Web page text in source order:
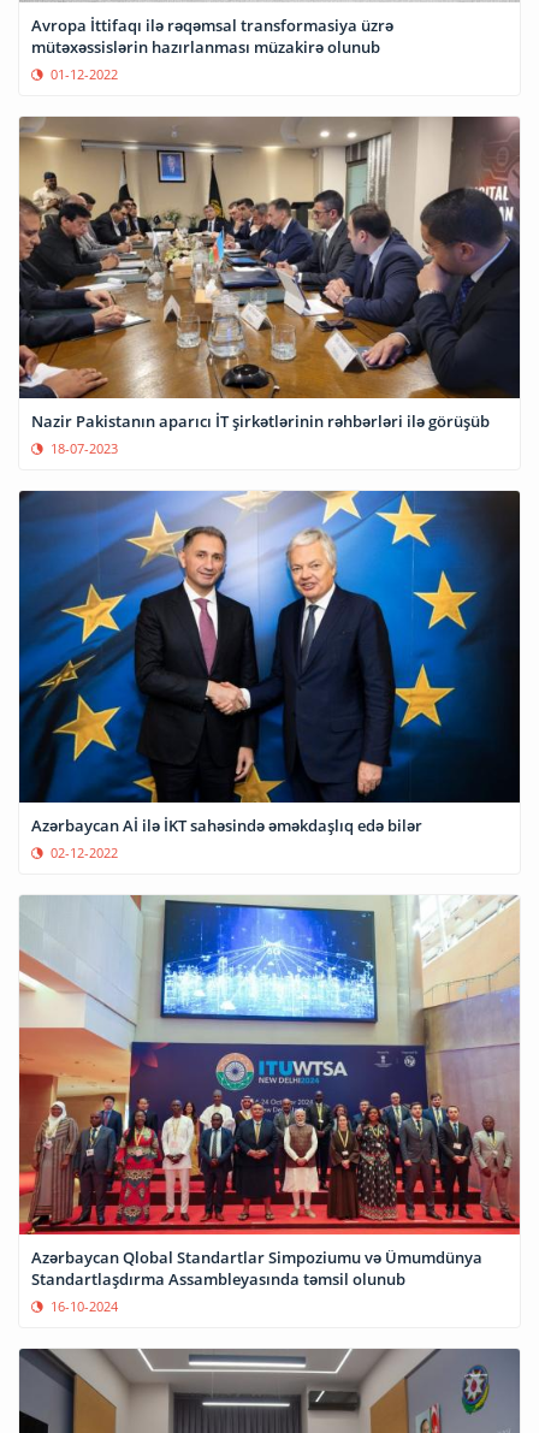
Avropa İttifaqı ilə rəqəmsal transformasiya üzrə
mütəxəssislərin hazırlanması müzakirə olunub
01-12-2022
Nazir Pakistanın aparıcı İT şirkətlərinin rəhbərləri ilə görüşüb
18-07-2023
Azərbaycan Aİ ilə İKT sahəsində əməkdaşlıq edə bilər
02-12-2022
Azərbaycan Qlobal Standartlar Simpoziumu və Ümumdünya
Standartlaşdırma Assambleyasında təmsil olunub
16-10-2024